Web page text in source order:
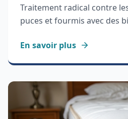
Traitement radical contre
puces et fourmis avec des
En savoir plus